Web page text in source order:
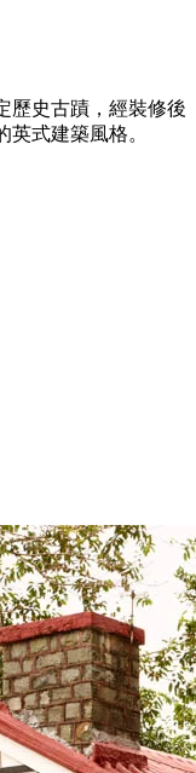
歷史古蹟，經裝修後
式建築風格。